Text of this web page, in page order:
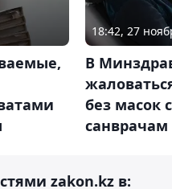
18:42, 27
В
без масок
санврачам
zakon.kz в: